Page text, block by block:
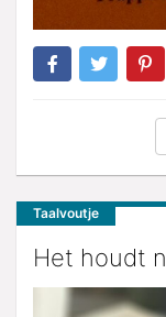
Taalvoutje
Het houdt